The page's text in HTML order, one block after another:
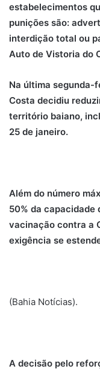
estabelecimentos
punições são:
interdição total ou
Auto de Vistoria do
Na última segunda-
Costa decidiu
território baiano,
25 de janeiro.
Além do número
50% da
vacinação contra a
exigência se
(Bahia Notícias).
A decisão pelo